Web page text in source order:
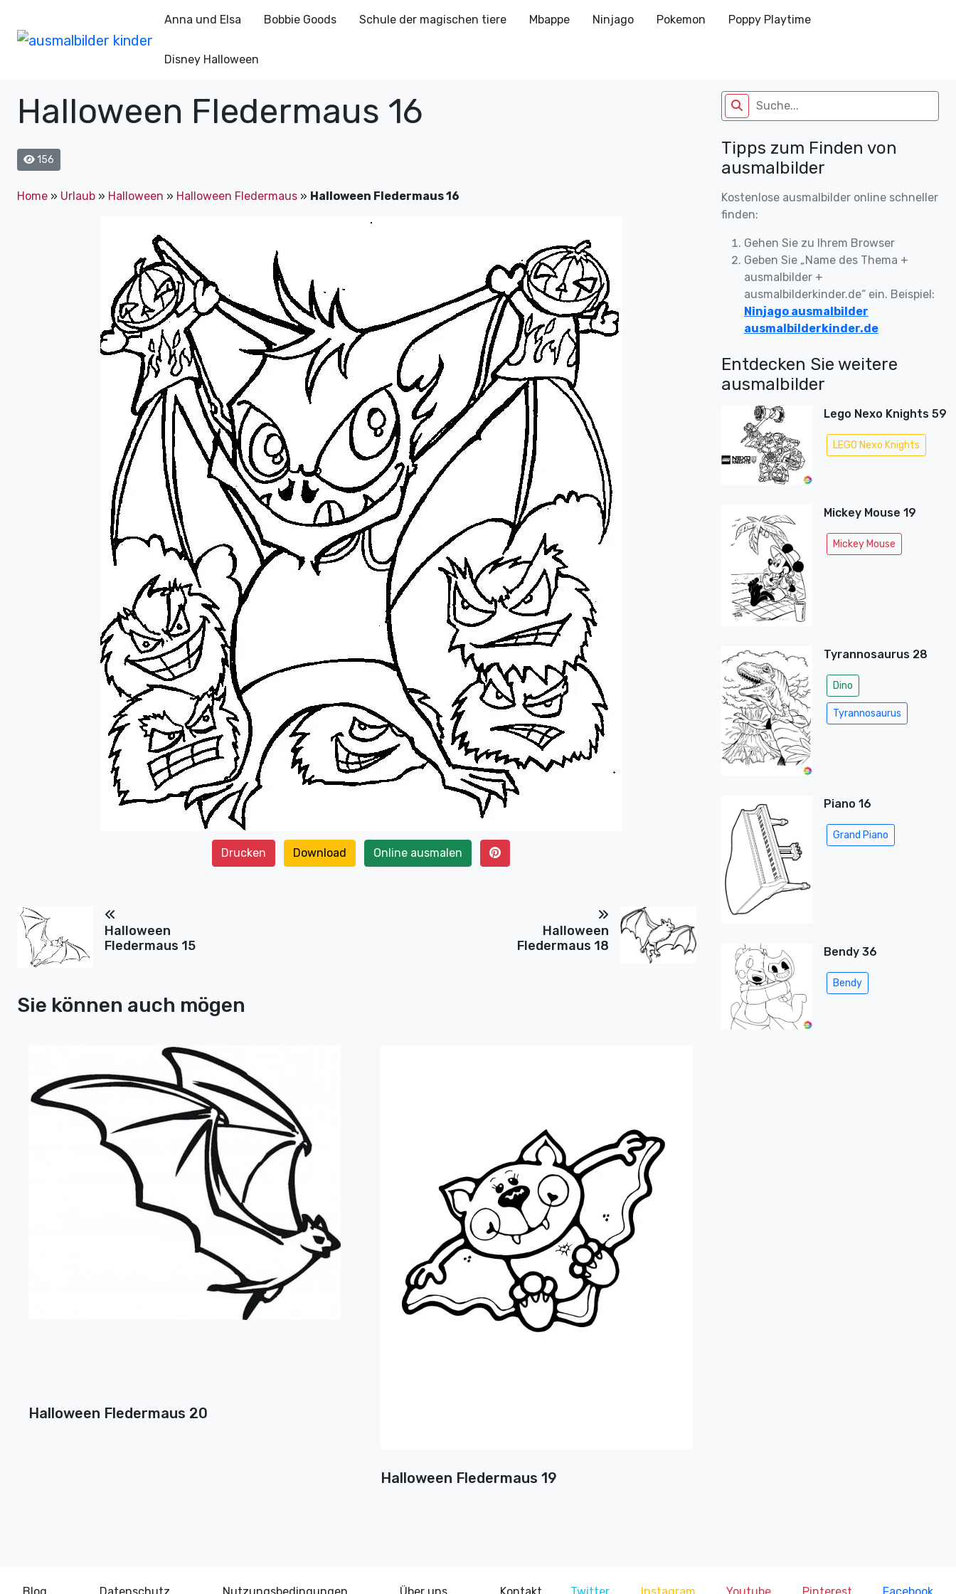
Anna und Elsa Bobbie Goods Schule der magischen tiere Mbappe Ninjago Pokemon Poppy Playtime
Disney Halloween
Halloween Fledermaus 16
156
Home » Urlaub » Halloween » Halloween Fledermaus » Halloween Fledermaus 16
Drucken Download Online ausmalen
Halloween
Fledermaus 15
Halloween
Fledermaus 18
Sie können auch mögen
Halloween Fledermaus 20
Halloween Fledermaus 19
Tipps zum Finden von
ausmalbilder
Kostenlose ausmalbilder online schneller
finden:
Gehen Sie zu Ihrem Browser
Geben Sie „Name des Thema +
ausmalbilder +
ausmalbilderkinder.de“ ein. Beispiel:
Ninjago ausmalbilder
ausmalbilderkinder.de
Entdecken Sie weitere
ausmalbilder
Lego Nexo Knights 59
LEGO Nexo Knights
Mickey Mouse 19
Mickey Mouse
Tyrannosaurus 28
Dino
Tyrannosaurus
Piano 16
Grand Piano
Bendy 36
Bendy